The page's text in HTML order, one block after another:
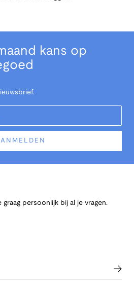
kans op
graag persoonlijk bij al je vragen.